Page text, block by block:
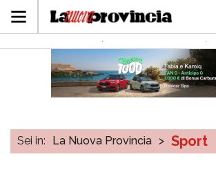
Sei in: La Nuova Provincia > Sport